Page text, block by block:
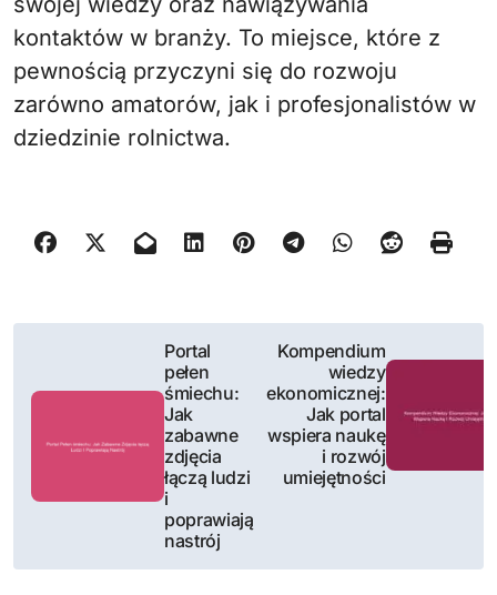
kontaktów w branży. To miejsce, które z
pewnością przyczyni się do rozwoju
zarówno amatorów, jak i profesjonalistów w
dziedzinie rolnictwa.
a
Portal
pełen
śmiechu:
Jak
zabawne
zdjęcia
łączą ludzi
i
poprawiają
nastrój
Kompendium
wiedzy
ekonomicznej:
Jak portal
wspiera naukę
i rozwój
umiejętności